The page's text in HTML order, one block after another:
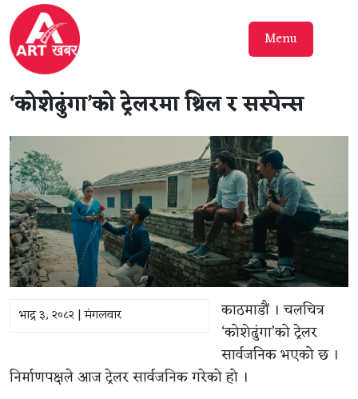
Menu
‘कोशेढुंगा’को ट्रेलरमा थ्रिल र सस्पेन्स
भाद्र ३, २०८२ | मंगलवार
काठमाडौं । चलचित्र
‘कोशेढुंगा’को ट्रेलर
सार्वजनिक भएको छ ।
निर्माणपक्षले आज ट्रेलर सार्वजनिक गरेको हो ।